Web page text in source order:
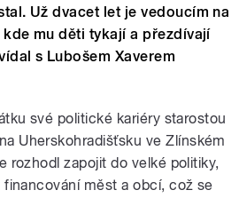
Už dvacet let je vedoucím na
mu děti tykají a přezdívají
s Lubošem Xaverem
své politické kariéry starostou
Uherskohradišťsku ve Zlínském
rozhodl zapojit do velké politiky,
měst a obcí, což se